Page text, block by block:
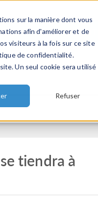
sur la manière dont vous
afin d'améliorer et de
visiteurs à la fois sur ce site
de confidentialité.
Un seul cookie sera utilisé
Refuser
EVENEMENTS
tiendra à